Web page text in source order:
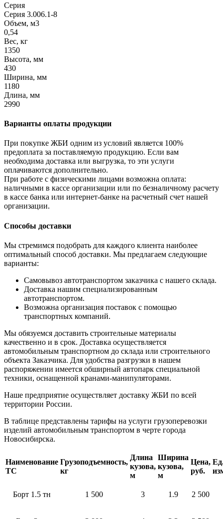
Серия
Серия 3.006.1-8
Объем, м3
0,54
Вес, кг
1350
Высота, мм
430
Ширина, мм
1180
Длина, мм
2990
Варианты оплаты продукции
При покупке ЖБИ одним из условий является 100%
предоплата за поставляемую продукцию. Если вам
необходима доставка или выгрузка, то эти услуги
оплачиваются дополнительно.
При работе с физическими лицами возможна оплата:
наличными в кассе организации или по безналичному расчету
в кассе банка или интернет-банке на расчетный счет нашей
организации.
Способы доставки
Мы стремимся подобрать для каждого клиента наиболее
оптимальный способ доставки. Мы предлагаем следующие
варианты:
Самовывоз автотранспортом заказчика с нашего склада.
Доставка нашим специализированным
автотранспортом.
Возможна организация поставок с помощью
транспортных компаний.
Мы обязуемся доставить строительные материалы
качественно и в срок. Доставка осуществляется
автомобильным транспортном до склада или строительного
объекта Заказчика. Для удобства разгрузки в нашем
распоряжении имеется обширный автопарк специальной
техники, оснащенной кранами-манипуляторами.
Наше предприятие осуществляет доставку ЖБИ по всей
территории России.
В таблице представлены тарифы на услуги грузоперевозки
изделий автомобильным транспортом в черте города
Новосибирска.
Наименование
ТС
Грузоподъемность,
кг
Длина
кузова,
м
Ширина
кузова,
м
Цена,
руб.
Борт 1.5 тн 1 500 3 1.9 2 500